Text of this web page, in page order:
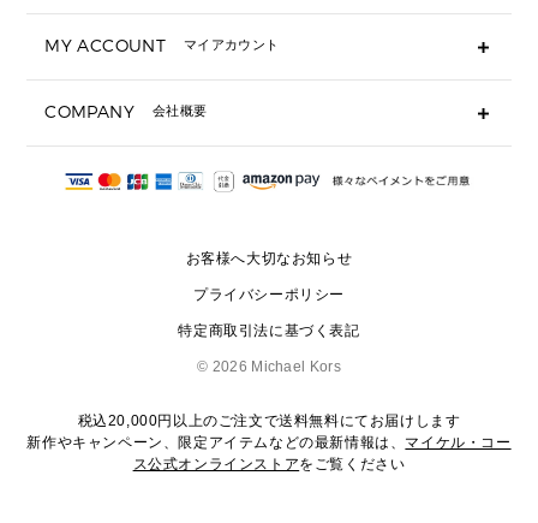
定期ケース・カードケース・名刺入れ
サンダル
スニーカー
▶ ウェア
ギフト用にラッピングができますか？
ショッピングバッグを購入商品分送ってもらえますか？
注文後に完了メールが受信できないのですが？
サイズ交換はできますか？
MY ACCOUNT マイアカウント
COMPANY 会社概要
会社概要
お客様へ大切なお知らせ
プライバシーポリシー
特定商取引法に基づく表記
© 2026 Michael Kors
税込20,000円以上のご注文で送料無料にてお届けします
新作やキャンペーン、限定アイテムなどの最新情報は、 マイケル・コー
ス公式オンラインストアをご覧ください